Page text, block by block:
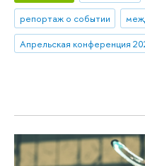
репортаж о событии
Апрельская конференция